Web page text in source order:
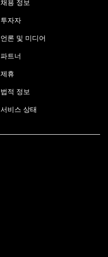
채용 정보
투자자
언론 및 미디어
파트너
제휴
법적 정보
서비스 상태